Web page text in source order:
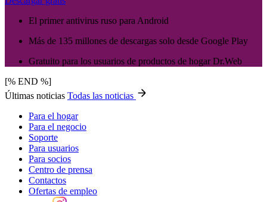
El primer antivirus ruso para Android
Más de 135 millones de descargas solo desde Google Play
Gratuito para los usuarios de productos de hogar Dr.Web
[% END %]
Últimas noticias Todas las noticias
Para el hogar
Para el negocio
Soporte
Para usuarios
Para socios
Centro de prensa
Contactos
Ofertas de empleo